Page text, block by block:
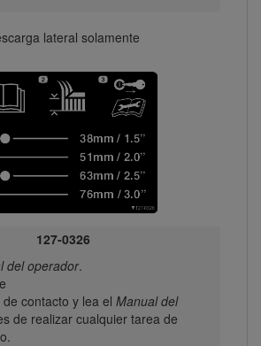
lateral solamente
127-0326
del operador.
contacto y lea el Manual del
de realizar cualquier tarea de